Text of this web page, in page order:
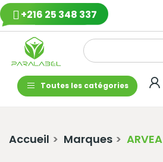
+216 25 348 337
Toutes les catégories
Accueil Marques ARVEA